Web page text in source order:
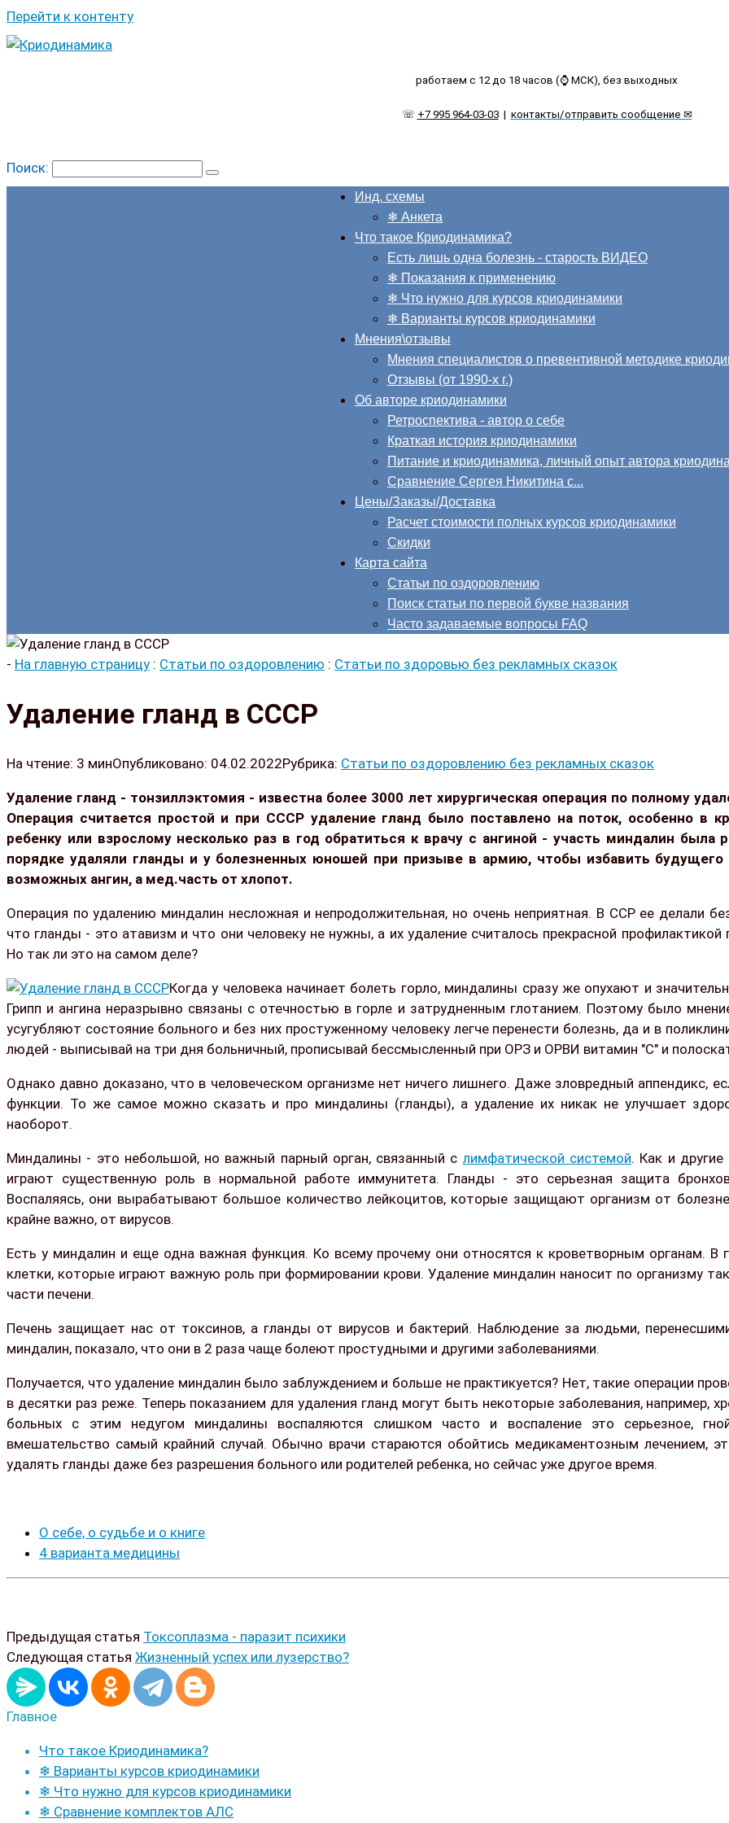
Перейти к контенту
работаем с 12 до 18 часов (⌚ МСК), без выходных
☏ +7 995 964-03-03| контакты/отправить сообщение ✉
Поиск:
Инд. схемы
❄ Анкета
Что такое Криодинамика?
Есть лишь одна болезнь - старость ВИДЕО
❄ Показания к применению
❄ Что нужно для курсов криодинамики
❄ Варианты курсов криодинамики
Мнения\отзывы
Мнения специалистов о превентивной методике
Отзывы (от 1990-х г.)
Об авторе криодинамики
Ретроспектива - автор о себе
Краткая история криодинамики
Питание и криодинамика, личный опыт автора
Сравнение Сергея Никитина с...
Цены/Заказы/Доставка
Расчет стоимости полных курсов криодинамики
Скидки
Карта сайта
Статьи по оздоровлению
Поиск статьи по первой букве названия
Часто задаваемые вопросы FAQ
- На главную страницу : Статьи по оздоровлению : Статьи по здоровью без рекламных сказок
Удаление гланд в СССР
На чтение: 3 минОпубликовано: 04.02.2022Рубрика: Статьи по оздоровлению без рекламных сказок
Удаление гланд - тонзиллэктомия - известна более 3000 лет хирургическая операция по полному
Операция считается простой и при СССР удаление гланд было поставлено на поток, особенно в
ребенку или взрослому несколько раз в год обратиться к врачу с ангиной - участь миндалин была
порядке удаляли гланды и у болезненных юношей при призыве в армию, чтобы избавить
возможных ангин, а мед.часть от хлопот.
Операция по удалению миндалин несложная и непродолжительная, но очень неприятная. В ССР ее делали
что гланды - это атавизм и что они человеку не нужны, а их удаление считалось прекрасной профилактикой
Но так ли это на самом деле?
Когда у человека начинает болеть горло, миндалины сразу же опухают и
Грипп и ангина неразрывно связаны с отечностью в горле и затрудненным глотанием. Поэтому было
усугубляют состояние больного и без них простуженному человеку легче перенести болезнь, да и в
людей - выписывай на три дня больничный, прописывай бессмысленный при ОРЗ и ОРВИ витамин "С" и
Однако давно доказано, что в человеческом организме нет ничего лишнего. Даже зловредный аппендикс,
функции. То же самое можно сказать и про миндалины (гланды), а удаление их никак не улучшает
наоборот.
Миндалины - это небольшой, но важный парный орган, связанный с лимфатической системой. Как и
играют существенную роль в нормальной работе иммунитета. Гланды - это серьезная защита
Воспаляясь, они вырабатывают большое количество лейкоцитов, которые защищают организм от
крайне важно, от вирусов.
Есть у миндалин и еще одна важная функция. Ко всему прочему они относятся к кроветворным органам. В
клетки, которые играют важную роль при формировании крови. Удаление миндалин наносит по организму
части печени.
Печень защищает нас от токсинов, а гланды от вирусов и бактерий. Наблюдение за людьми,
миндалин, показало, что они в 2 раза чаще болеют простудными и другими заболеваниями.
Получается, что удаление миндалин было заблуждением и больше не практикуется? Нет, такие операции
в десятки раз реже. Теперь показанием для удаления гланд могут быть некоторые заболевания, например,
больных с этим недугом миндалины воспаляются слишком часто и воспаление это серьезное,
вмешательство самый крайний случай. Обычно врачи стараются обойтись медикаментозным лечением,
удалять гланды даже без разрешения больного или родителей ребенка, но сейчас уже другое время.
О себе, о судьбе и о книге
4 варианта медицины
Предыдущая статья Токсоплазма - паразит психики
Следующая статья Жизненный успех или лузерство?
Главное
Что такое Криодинамика?
❄ Варианты курсов криодинамики
❄ Что нужно для курсов криодинамики
❄ Сравнение комплектов АЛС